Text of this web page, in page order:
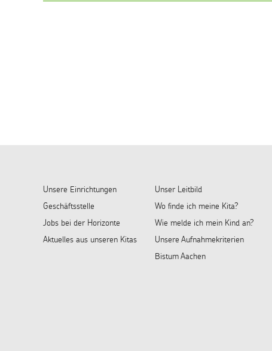
Unsere Einrichtungen
Geschäftsstelle
Jobs bei der Horizonte
Aktuelles aus unseren Kitas
Unser Leitbild
Wo finde ich meine Kita?
Wie melde ich mein Kind an?
Unsere Aufnahmekriterien
Bistum Aachen